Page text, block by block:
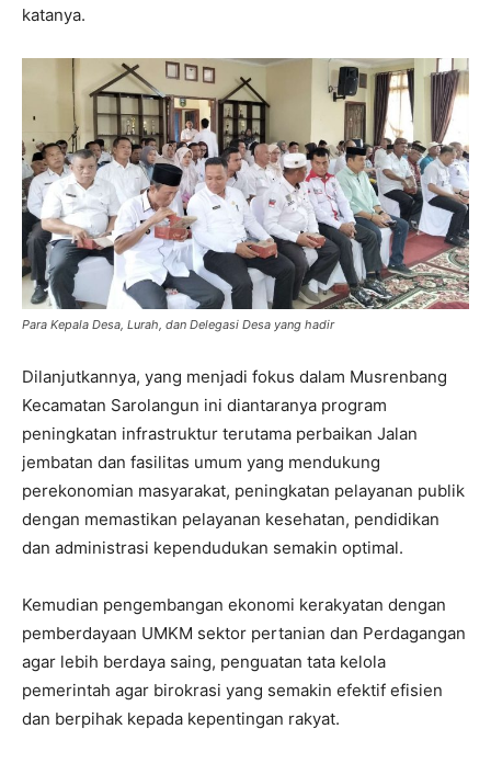
katanya.
Para Kepala Desa, Lurah, dan Delegasi Desa yang hadir
Dilanjutkannya, yang menjadi fokus dalam Musrenbang
Kecamatan Sarolangun ini diantaranya program
peningkatan infrastruktur terutama perbaikan Jalan
jembatan dan fasilitas umum yang mendukung
perekonomian masyarakat, peningkatan pelayanan publik
dengan memastikan pelayanan kesehatan, pendidikan
dan administrasi kependudukan semakin optimal.
Kemudian pengembangan ekonomi kerakyatan dengan
pemberdayaan UMKM sektor pertanian dan Perdagangan
agar lebih berdaya saing, penguatan tata kelola
pemerintah agar birokrasi yang semakin efektif efisien
dan berpihak kepada kepentingan rakyat.